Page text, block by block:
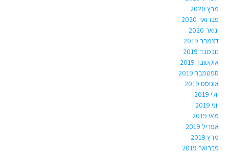
מרץ 2020
פברואר 2020
ינואר 2020
דצמבר 2019
נובמבר 2019
אוקטובר 2019
ספטמבר 2019
אוגוסט 2019
יולי 2019
יוני 2019
מאי 2019
אפריל 2019
מרץ 2019
פברואר 2019